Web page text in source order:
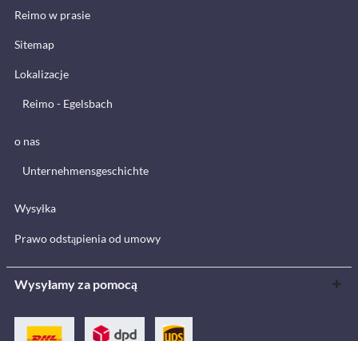
Reimo w prasie
Sitemap
Lokalizacje
Reimo - Egelsbach
o nas
Unternehmensgeschichte
Wysyłka
Prawo odstąpienia od umowy
Wysyłamy za pomocą